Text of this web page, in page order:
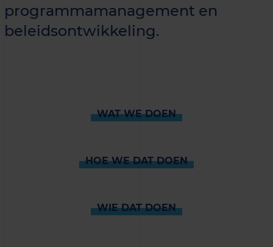
programmamanagement en
beleidsontwikkeling.
WAT WE DOEN
HOE WE DAT DOEN
WIE DAT DOEN